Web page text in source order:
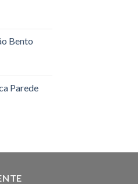
Bento
Parede